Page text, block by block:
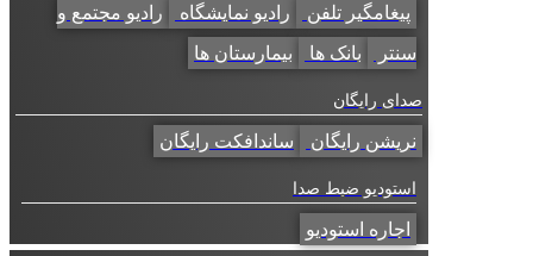
پیغامگیر تلفن رادیو نمایشگاه
رادیو مجتمع و
سنتر
بانک ها بیمارستان ها
صدای رایگان
نریشن رایگان ساندافکت رایگان
استودیو ضبط صدا
اجاره استودیو